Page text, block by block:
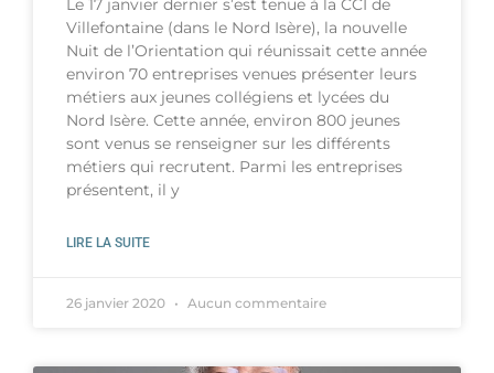
Le 17 janvier dernier s’est tenue à la CCI de
Villefontaine (dans le Nord Isère), la nouvelle
Nuit de l’Orientation qui réunissait cette année
environ 70 entreprises venues présenter leurs
métiers aux jeunes collégiens et lycées du
Nord Isère. Cette année, environ 800 jeunes
sont venus se renseigner sur les différents
métiers qui recrutent. Parmi les entreprises
présentent, il y
LIRE LA SUITE
26 janvier 2020 Aucun commentaire